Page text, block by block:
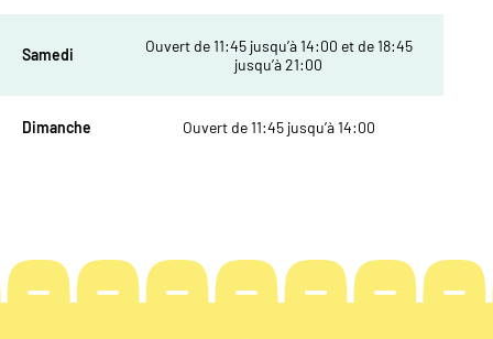
Samedi
Ouvert de 11:45 jusqu’à 14:00 et de 18:45
jusqu’à 21:00
Dimanche Ouvert de 11:45 jusqu’à 14:00